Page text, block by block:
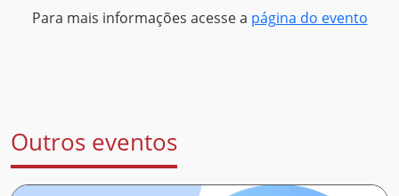
Para mais informações acesse a página do evento
Outros eventos